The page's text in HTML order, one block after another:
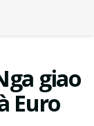
giao
Euro